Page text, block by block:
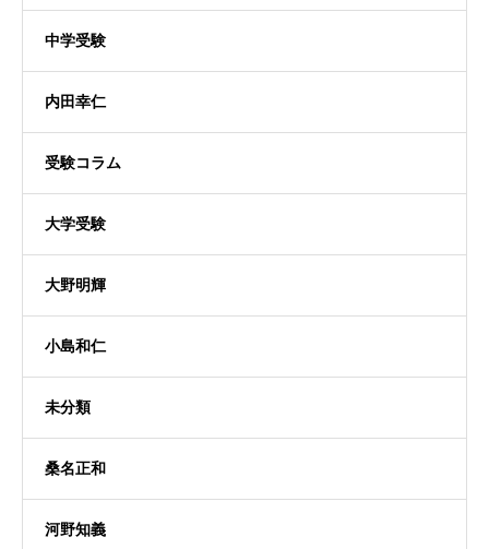
中学受験
内田幸仁
受験コラム
大学受験
大野明輝
小島和仁
未分類
桑名正和
河野知義